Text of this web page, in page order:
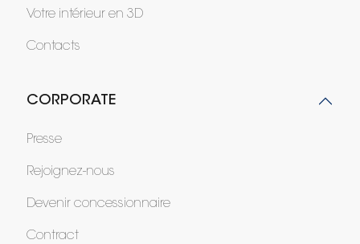
Votre intérieur en 3D
Contacts
CORPORATE
Presse
Rejoignez-nous
Devenir concessionnaire
Contract